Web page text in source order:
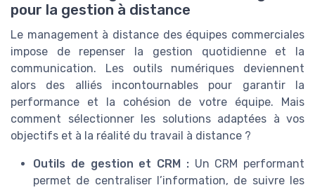
pour la gestion à distance
Le management à distance des équipes commerciales
impose de repenser la gestion quotidienne et la
communication. Les outils numériques deviennent
alors des alliés incontournables pour garantir la
performance et la cohésion de votre équipe. Mais
comment sélectionner les solutions adaptées à vos
objectifs et à la réalité du travail à distance ?
Outils de gestion et CRM :Un CRM performant
permet de centraliser l’information, de suivre les